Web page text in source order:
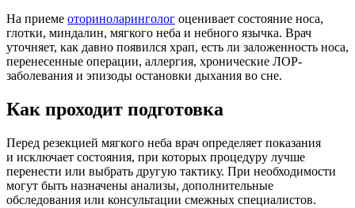
На приеме оториноларинголог оценивает состояние носа,
глотки, миндалин, мягкого неба и небного язычка. Врач
уточняет, как давно появился храп, есть ли заложенность носа,
перенесенные операции, аллергия, хронические ЛОР-
заболевания и эпизоды остановки дыхания во сне.
Как проходит подготовка
Перед резекцией мягкого неба врач определяет показания
и исключает состояния, при которых процедуру лучше
перенести или выбрать другую тактику. При необходимости
могут быть назначены анализы, дополнительные
обследования или консультации смежных специалистов.